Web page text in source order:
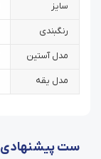
سایز
رنگبندی
مدل آستین
مدل یقه
ست پیشنهادی